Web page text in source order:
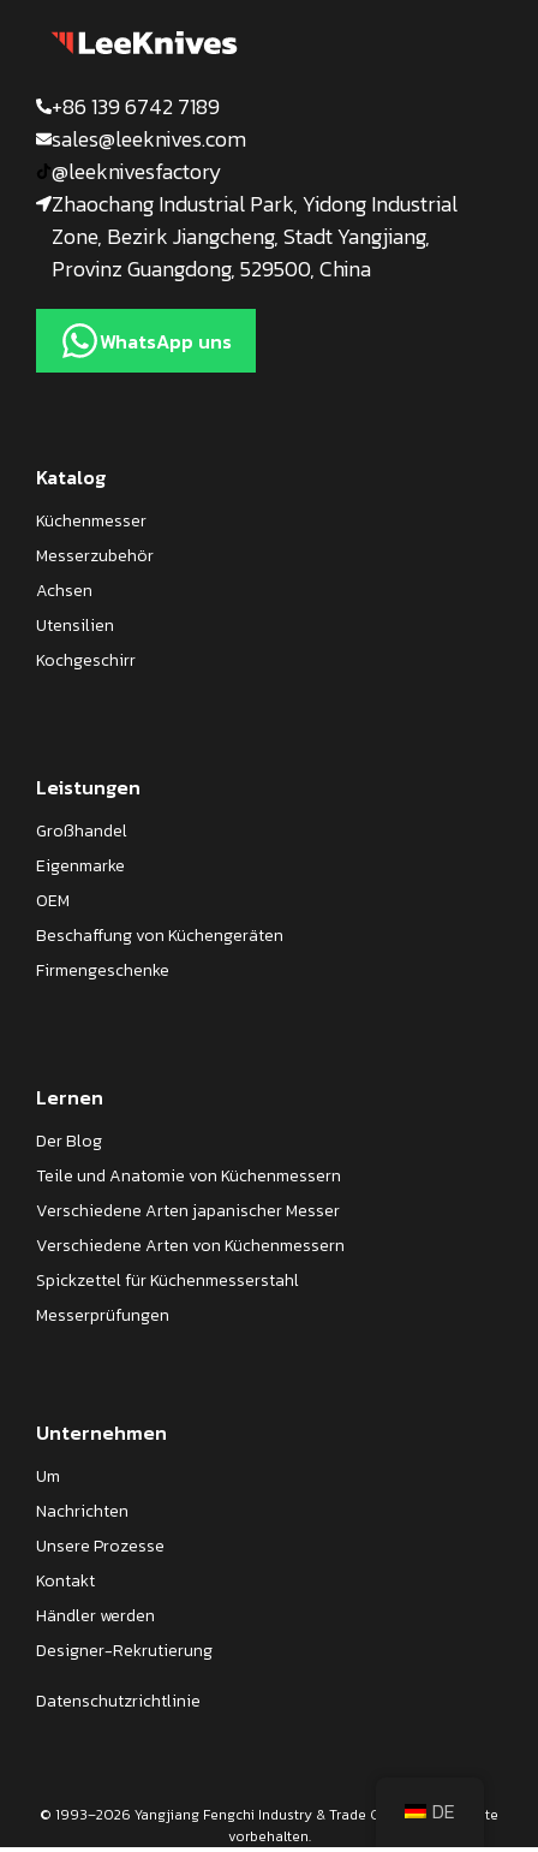
+86 139 6742 7189
sales@leeknives.com
@leeknivesfactory
Zhaochang Industrial Park, Yidong Industrial
Zone, Bezirk Jiangcheng, Stadt Yangjiang,
Provinz Guangdong, 529500, China
WhatsApp uns
Katalog
Küchenmesser
Messerzubehör
Achsen
Utensilien
Kochgeschirr
Leistungen
Großhandel
Eigenmarke
OEM
Beschaffung von Küchengeräten
Firmengeschenke
Lernen
Der Blog
Teile und Anatomie von Küchenmessern
Verschiedene Arten japanischer Messer
Verschiedene Arten von Küchenmessern
Spickzettel für Küchenmesserstahl
Messerprüfungen
Unternehmen
Um
Nachrichten
Unsere Prozesse
Kontakt
Händler werden
Designer-Rekrutierung
Datenschutzrichtlinie
© 1993–2026 Yangjiang Fengchi Industry & Trade Co., Ltd. Alle Rechte
vorbehalten.
DE